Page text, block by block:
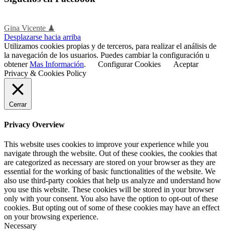
Gina Vicente ♟
Desplazarse hacia arriba
Utilizamos cookies propias y de terceros, para realizar el análisis de
la navegación de los usuarios. Puedes cambiar la configuración u
obtenerMas Información. Configurar Cookies
Aceptar
Privacy & Cookies Policy
Cerrar
Privacy Overview
This website uses cookies to improve your experience while you
navigate through the website. Out of these cookies, the cookies that
are categorized as necessary are stored on your browser as they are
essential for the working of basic functionalities of the website. We
also use third-party cookies that help us analyze and understand how
you use this website. These cookies will be stored in your browser
only with your consent. You also have the option to opt-out of these
cookies. But opting out of some of these cookies may have an effect
on your browsing experience.
Necessary